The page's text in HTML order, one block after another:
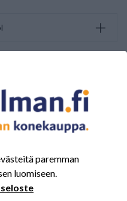
paremman
luomiseen.